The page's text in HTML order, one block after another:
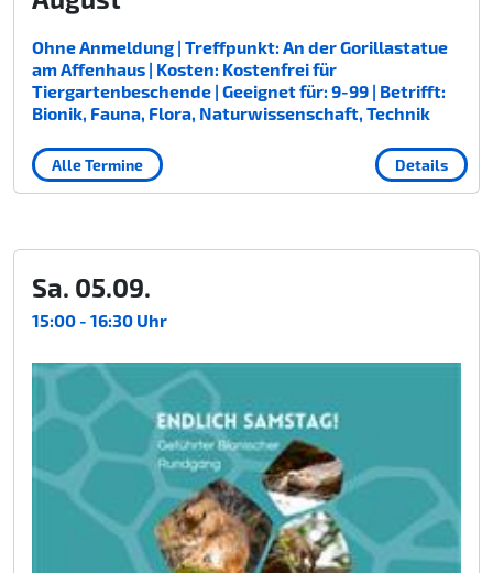
Ohne Anmeldung | Treffpunkt: An der Gorillastatue
am Affenhaus | Kosten: Kostenfrei für
Tiergartenbeschende | Geeignet für: 9-99 | Betrifft:
Bionik, Fauna, Flora, Naturwissenschaft, Technik
Details
Alle Termine
Sa. 05.09.
15:00 - 16:30 Uhr